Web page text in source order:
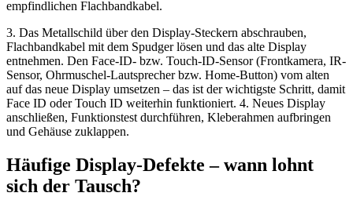
empfindlichen Flachbandkabel.
3. Das Metallschild über den Display-Steckern abschrauben,
Flachbandkabel mit dem Spudger lösen und das alte Display
entnehmen. Den Face-ID- bzw. Touch-ID-Sensor (Frontkamera, IR-
Sensor, Ohrmuschel-Lautsprecher bzw. Home-Button) vom alten
auf das neue Display umsetzen – das ist der wichtigste Schritt, damit
Face ID oder Touch ID weiterhin funktioniert. 4. Neues Display
anschließen, Funktionstest durchführen, Kleberahmen aufbringen
und Gehäuse zuklappen.
Häufige Display-Defekte – wann lohnt
sich der Tausch?